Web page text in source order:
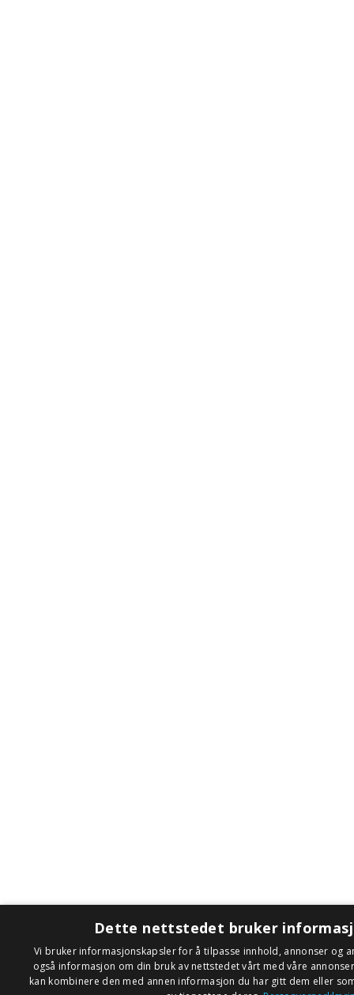
Dette nettstedet bruker
Vi bruker informasjonskapsler for å tilpasse innhold, annonser og
også informasjon om din bruk av nettstedet vårt med våre
kan kombinere den med annen informasjon du har gitt dem eller